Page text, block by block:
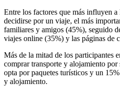
Entre los factores que más influyen
decidirse por un viaje, el más
familiares y amigos (45%), seguido
viajes online (35%) y las páginas de
Más de la mitad de los participantes
comprar transporte y alojamiento por
opta por paquetes turísticos y un
y alojamiento.